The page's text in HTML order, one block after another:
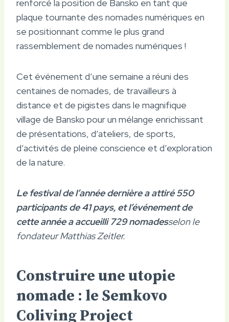
renforcé la position de Bansko en tant que
plaque tournante des nomades numériques en
se positionnant comme le plus grand
rassemblement de nomades numériques !
Cet événement d’une semaine a réuni des
centaines de nomades, de travailleurs à
distance et de pigistes dans le magnifique
village de Bansko pour un mélange enrichissant
de présentations, d’ateliers, de sports,
d’activités de pleine conscience et d’exploration
de la nature.
Le festival de l’année dernière a attiré 550
participants de 41 pays, et l’événement de
cette année a accueilli 729 nomadesselon le
fondateur Matthias Zeitler.
Construire une utopie
nomade : le Semkovo
Coliving Project